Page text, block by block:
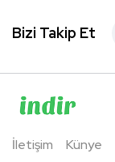
Bizi Takip Et
İletişim Künye